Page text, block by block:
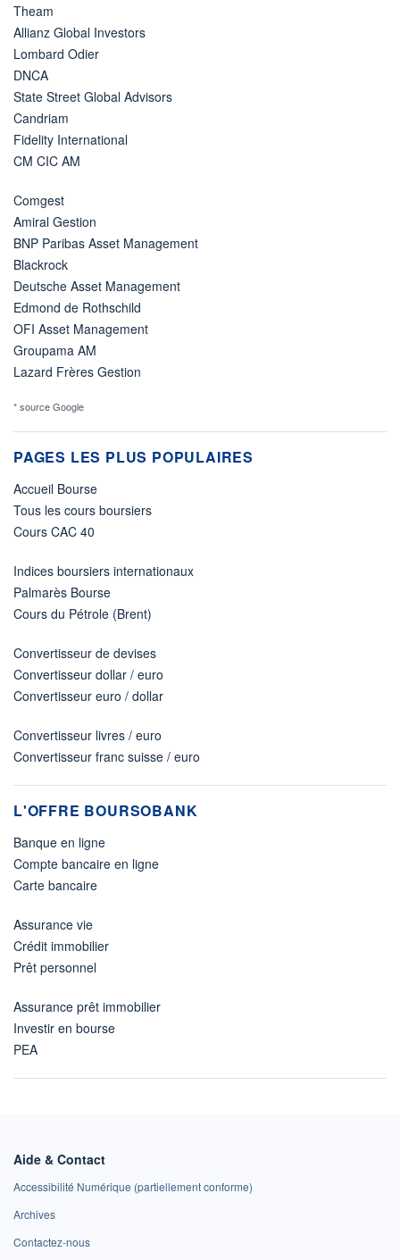
Theam
Allianz Global Investors
Lombard Odier
DNCA
State Street Global Advisors
Candriam
Fidelity International
CM CIC AM
Comgest
Amiral Gestion
BNP Paribas Asset Management
Blackrock
Deutsche Asset Management
Edmond de Rothschild
OFI Asset Management
Groupama AM
Lazard Frères Gestion
* source Google
PAGES LES PLUS POPULAIRES
Accueil Bourse
Tous les cours boursiers
Cours CAC 40
Indices boursiers internationaux
Palmarès Bourse
Cours du Pétrole (Brent)
Convertisseur de devises
Convertisseur dollar / euro
Convertisseur euro / dollar
Convertisseur livres / euro
Convertisseur franc suisse / euro
L'OFFRE BOURSOBANK
Banque en ligne
Compte bancaire en ligne
Carte bancaire
Assurance vie
Crédit immobilier
Prêt personnel
Assurance prêt immobilier
Investir en bourse
PEA
Aide & Contact
Accessibilité Numérique (partiellement conforme)
Archives
Contactez-nous